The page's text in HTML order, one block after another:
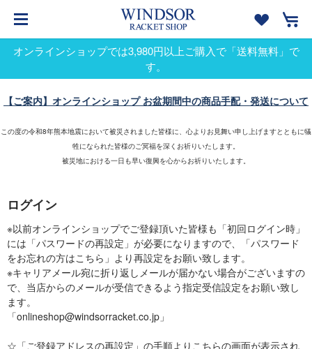
オンラインショップでは3,980円以上ご購入で「送料無料」で
す。
【ご案内】オンラインショップ お盆期間中の商品手配・発送について
この度の令和8年熊本地震において被災されました皆様に、心よりお見舞い申し上げますとともに犠
牲になられた皆様のご冥福を深くお祈りいたします。
被災地における一日も早い復興を心からお祈りいたします。
ログイン
※以前オンラインショップでご登録頂いた皆様も「初回ログイン時」
には「パスワードの再設定」が必要になりますので、「パスワード
をお忘れの方はこちら」より再設定をお願い致します。
※キャリアメール宛に折り返しメールが届かない場合がございますの
で、当店からのメールが受信できるよう指定受信設定をお願い致し
ます。
「onlineshop@windsorracket.co.jp」
☆「ご登録アドレスの再設定」の手順よりこちらの画面が表示され